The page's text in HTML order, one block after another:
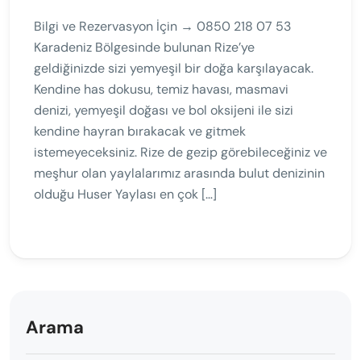
Bilgi ve Rezervasyon İçin → 0850 218 07 53
Karadeniz Bölgesinde bulunan Rize’ye
geldiğinizde sizi yemyeşil bir doğa karşılayacak.
Kendine has dokusu, temiz havası, masmavi
denizi, yemyeşil doğası ve bol oksijeni ile sizi
kendine hayran bırakacak ve gitmek
istemeyeceksiniz. Rize de gezip görebileceğiniz ve
meşhur olan yaylalarımız arasında bulut denizinin
olduğu Huser Yaylası en çok […]
Arama